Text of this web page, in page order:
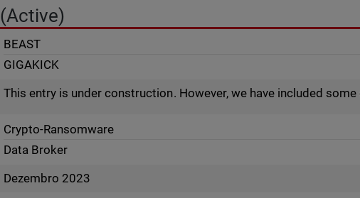
(Active)
BEAST
GIGAKICK
This entry is under construction. However, we have included
Crypto-Ransomware
Data Broker
Dezembro 2023